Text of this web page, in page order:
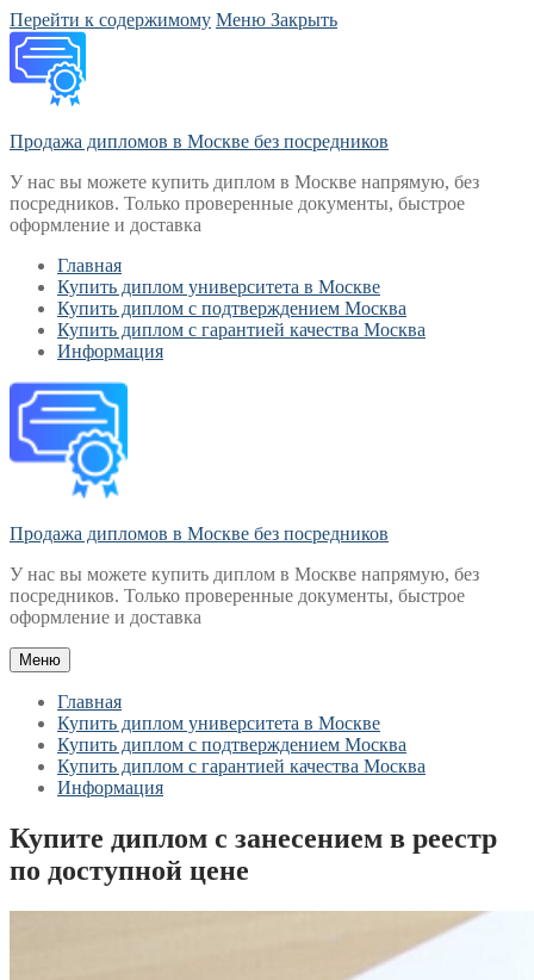
Перейти к содержимому Меню Закрыть
Продажа дипломов в Москве без посредников
У нас вы можете купить диплом в Москве напрямую, без
посредников. Только проверенные документы, быстрое
оформление и доставка
Главная
Купить диплом университета в Москве
Купить диплом с подтверждением Москва
Купить диплом с гарантией качества Москва
Информация
Продажа дипломов в Москве без посредников
У нас вы можете купить диплом в Москве напрямую, без
посредников. Только проверенные документы, быстрое
оформление и доставка
Меню
Главная
Купить диплом университета в Москве
Купить диплом с подтверждением Москва
Купить диплом с гарантией качества Москва
Информация
Купите диплом с занесением в реестр
по доступной цене